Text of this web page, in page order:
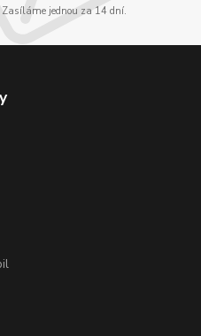
jednou za 14 dní.